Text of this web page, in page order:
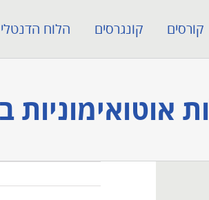
קורסים קונגרסים הלוח הדנטלי